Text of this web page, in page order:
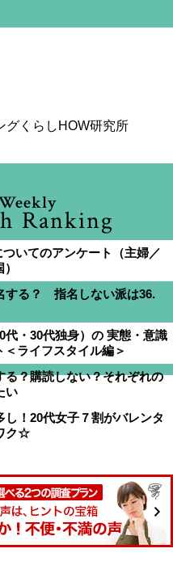
グくらしHOW研究所
Ranking
いてのアンケート（主婦／
する？ 指名しない派は36.
代・30代独身）の 実態・意識
＜ライフスタイル編＞
る？購読しない？それぞれの
い
し！20代女子７割がバレンタ
ク☆